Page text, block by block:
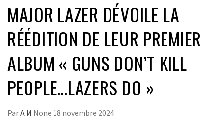
MAJOR LAZER DÉVOILE LA
RÉÉDITION DE LEUR PREMIER
ALBUM « GUNS DON’T KILL
PEOPLE…LAZERS DO »
ParA M None 18 novembre 2024